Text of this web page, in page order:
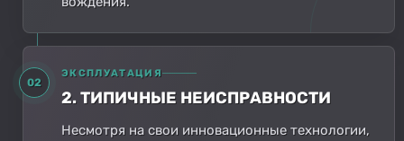
02
ЭКСПЛУАТАЦИЯ
2. ТИПИЧНЫЕ НЕИСПРАВНОСТИ
Несмотря на свои инновационные технологии,